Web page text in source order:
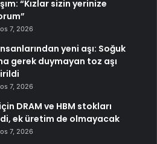
“Kızlar sizin yerinize
7, 2026
yeni aşı: Soğuk
gerek duymayan toz aşı
7, 2026
DRAM ve HBM stokları
ek üretim de olmayacak
7, 2026